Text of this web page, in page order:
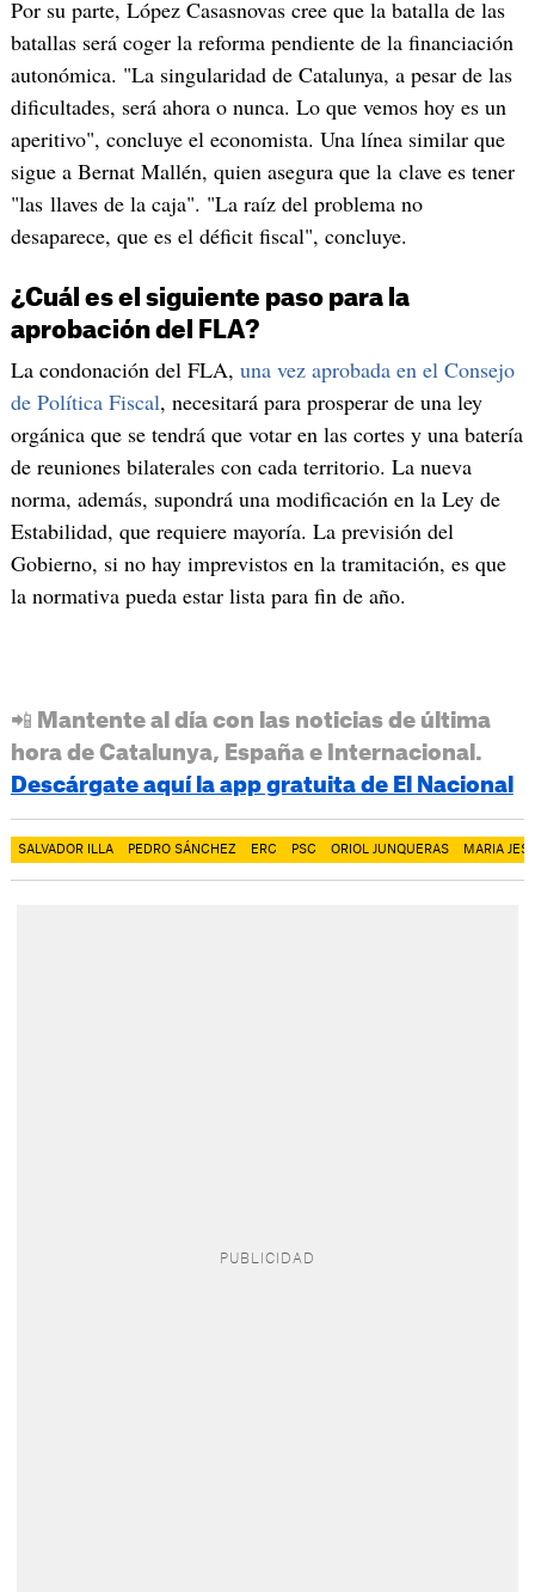
Por su parte, López Casasnovas cree que la batalla de las
batallas será coger la reforma pendiente de la financiación
autonómica. "La singularidad de Catalunya, a pesar de las
dificultades, será ahora o nunca. Lo que vemos hoy es un
aperitivo", concluye el economista. Una línea similar que
sigue a Bernat Mallén, quien asegura que la clave es tener
"las llaves de la caja". "La raíz del problema no
desaparece, que es el déficit fiscal", concluye.
¿Cuál es el siguiente paso para la
aprobación del FLA?
La condonación del FLA, una vez aprobada en el Consejo
de Política Fiscal, necesitará para prosperar de una ley
orgánica que se tendrá que votar en las cortes y una batería
de reuniones bilaterales con cada territorio. La nueva
norma, además, supondrá una modificación en la Ley de
Estabilidad, que requiere mayoría. La previsión del
Gobierno, si no hay imprevistos en la tramitación, es que
la normativa pueda estar lista para fin de año.
📲 Mantente al día con las noticias de última
hora de Catalunya, España e Internacional.
Descárgate aquí la app gratuita de El Nacional
SALVADOR ILLA PEDRO SÁNCHEZ ERC PSC ORIOL JUNQUERAS MARIA